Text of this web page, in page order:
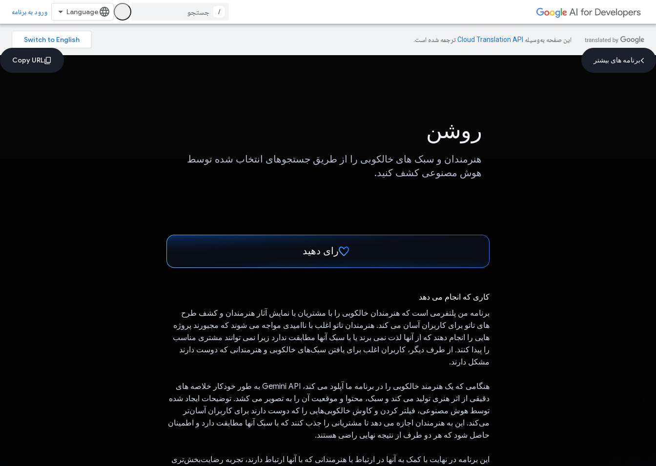
/ ورود به برنامه
این صفحه به‌وسیله ترجمه شده است.
برنامه های بیشتر
روشن
هنرمندان و سبک های خالکوبی را از طریق جستجوهای انتخاب شده توسط
هوش مصنوعی کشف کنید.
رای دهید
کاری که انجام می دهد
برنامه من پلتفرمی است که هنرمندان خالکوبی را با مشتریان با نمایش آثار هنرمندان و کشف طرح
های تاتو برای کاربران آسان می کند. هنرمندان تاتو اغلب با ناامیدی مواجه می شوند که مجبورند پروژه
هایی را انجام دهند که از آنها لذت نمی برند یا با سبک آنها مطابقت ندارد زیرا نمی توانند مشتری مناسب
را پیدا کنند. از طرف دیگر، کاربران اغلب برای یافتن سبک‌های خالکوبی و هنرمندانی که دوست دارند
مشکل دارند.
هنگامی که یک هنرمند خالکوبی را در برنامه ما آپلود می کند، Gemini API به طور خودکار خلاصه های
دقیقی از اثر هنری تولید می کند و سبک، محتوا و موقعیت آن را به تصویر می کشد. توضیحات ایجاد شده
توسط هوش مصنوعی، فیلتر کردن و کاوش خالکوبی‌هایی را که دوست دارند برای کاربران آسان‌تر
می‌کند. این به هنرمندان اجازه می دهد تا مشتریانی را جذب کنند که با سبک آنها مطابقت دارد و اطمینان
حاصل شود که هر دو طرف از نتیجه نهایی راضی هستند.
این برنامه در نهایت با کمک به آنها در ارتباط با هنرمندانی که با آنها ارتباط دارند، تجربه رضایت‌بخش‌تری